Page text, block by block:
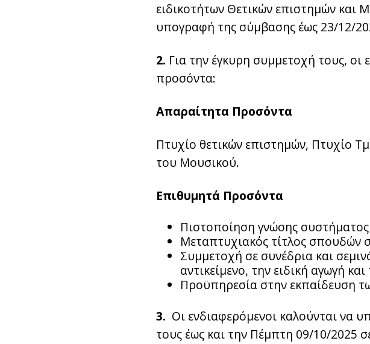
ειδικοτήτων Θετικών επιστημών και
υπογραφή της σύμβασης έως 23/12/
2. Για την έγκυρη συμμετοχή τους,
προσόντα:
Απαραίτητα Προσόντα
Πτυχίο θετικών επιστημών, Πτυχίο
του Μουσικού.
Επιθυμητά Προσόντα
Πιστοποίηση γνώσης
Μεταπτυχιακός τίτλος σπουδών
Συμμετοχή σε συνέδρια και
αντικείμενο, την ειδική αγωγή
Προϋπηρεσία στην εκπαίδευση
3. Οι ενδιαφερόμενοι καλούνται να
τους έως και την Πέμπτη 09/10/2025